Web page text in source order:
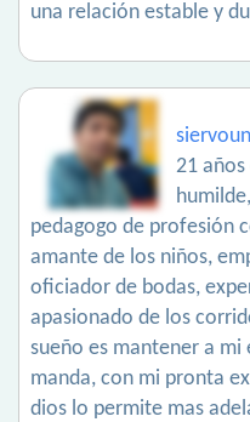
una relación estable y
21 años
pedagogo de profesión
amante de los niños,
oficiador de bodas,
apasionado de los
sueño es mantener a mi
manda, con mi pronta
dios lo permite mas